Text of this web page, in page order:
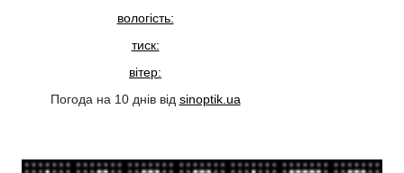
вологість:
тиск:
вітер:
Погода на 10 днів від sinoptik.ua